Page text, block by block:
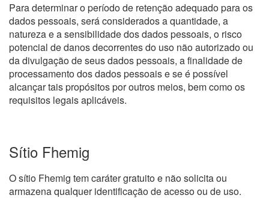
Para determinar o período de retenção adequado para os
dados pessoais, será considerados a quantidade, a
natureza e a sensibilidade dos dados pessoais, o risco
potencial de danos decorrentes do uso não autorizado ou
da divulgação de seus dados pessoais, a finalidade de
processamento dos dados pessoais e se é possível
alcançar tais propósitos por outros meios, bem como os
requisitos legais aplicáveis.
Sítio Fhemig
O sítio Fhemig tem caráter gratuito e não solicita ou
armazena qualquer identificação de acesso ou de uso.